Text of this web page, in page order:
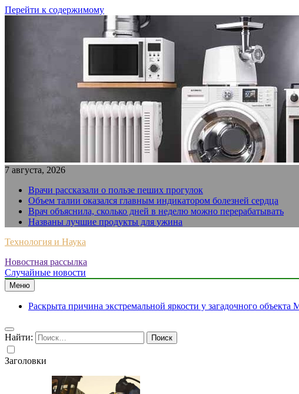
Перейти к содержимому
7 августа, 2026
Врачи рассказали о пользе пеших прогулок
Объем талии оказался главным индикатором болезней сердца
Врач объяснила, сколько дней в неделю можно перерабатывать
Названы лучшие продукты для ужина
Технология и Наука
Новостная рассылка
Случайные новости
Меню
Раскрыта причина экстремальной яркости у загадочного объекта
Найти:
Заголовки